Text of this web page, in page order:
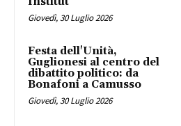
Giovedì, 30 Luglio 2026
Festa dell'Unità,
Guglionesi al centro del
dibattito politico: da
Bonafoni a Camusso
Giovedì, 30 Luglio 2026